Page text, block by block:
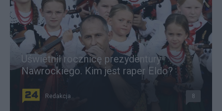
Uświetnił rocznicę prezydentury
Nawrockiego. Kim jest raper Eldo?
Redakcja 8